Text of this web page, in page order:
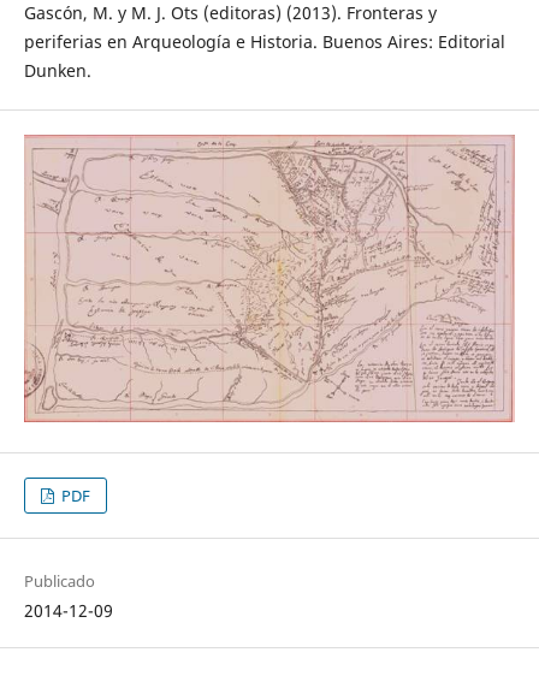
Gascón, M. y M. J. Ots (editoras) (2013). Fronteras y
periferias en Arqueología e Historia. Buenos Aires: Editorial
Dunken.
PDF
Publicado
2014-12-09